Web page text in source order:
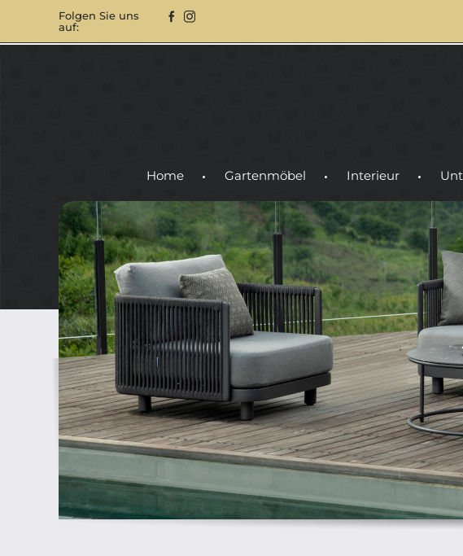
Folgen Sie uns
auf:
Home Gartenmöbel Interieur